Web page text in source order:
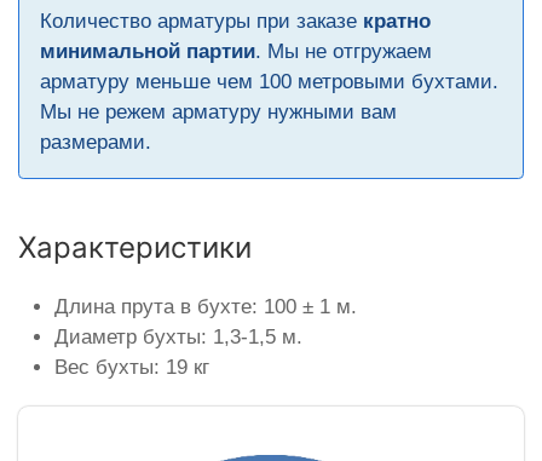
Количество арматуры при заказе кратно
минимальной партии. Мы не отгружаем
арматуру меньше чем 100 метровыми бухтами.
Мы не режем арматуру нужными вам
размерами.
Характеристики
Длина прута в бухте: 100 ± 1 м.
Диаметр бухты: 1,3-1,5 м.
Вес бухты: 19 кг